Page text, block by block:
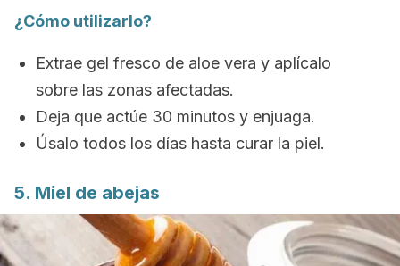
¿Cómo utilizarlo?
Extrae gel fresco de aloe vera y aplícalo
sobre las zonas afectadas.
Deja que actúe 30 minutos y enjuaga.
Úsalo todos los días hasta curar la piel.
5. Miel de abejas